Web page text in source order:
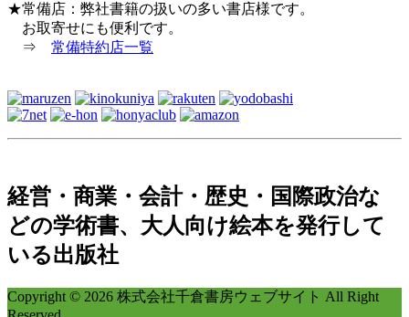
★常備店：弊社書籍の扱いの多い書店様です。
お取寄せにも便利です。
⇒ 常備特約店一覧
経営・商業・会計・歴史・国際政治な
どの学術書、大人向け絵本を発行して
いる出版社
Copyright © 2026 株式会社千倉書房ウェブサイト All Right